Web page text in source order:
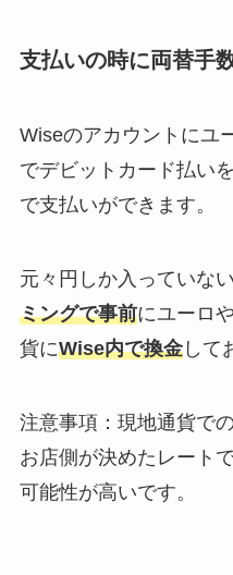
支払いの時に両替手
Wiseのアカウントにユ
でデビットカード払い
で支払いができます。
元々円しか入っていない
ミングで事前にユーロ
貨にWise内で換金して
注意事項：現地通貨で
お店側が決めたレート
可能性が高いです。